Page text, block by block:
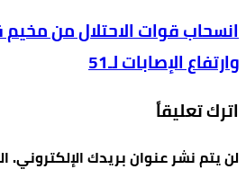
انسحاب قوات الاحتلال من
وارتفاع الإصابات لـ51
اترك تعليقاً
لن يتم نشر عنوان بريدك الإلكتروني.